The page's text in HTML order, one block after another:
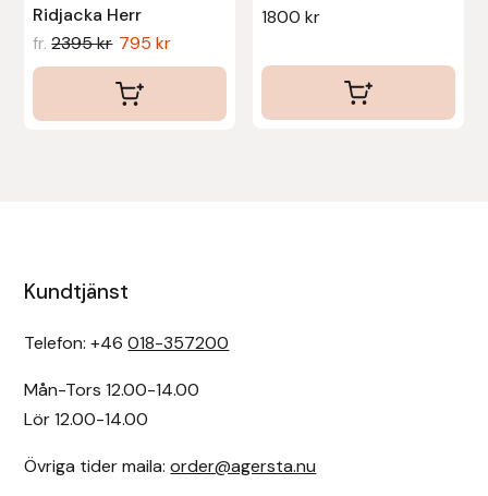
Ridjacka Herr
fr. 2395kr 795kr
1800 kr
Kundtjänst
Telefon: +46018-357200
Mån-Tors 12.00-14.00
Lör 12.00-14.00
Övriga tider maila:order@agersta.nu